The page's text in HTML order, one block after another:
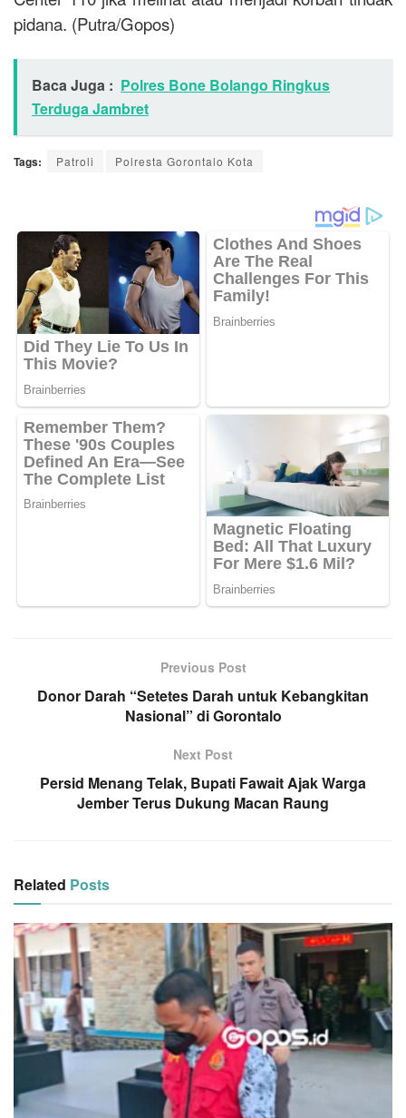
pidana. (Putra/Gopos)
Baca Juga : Polres Bone Bolango Ringkus
Terduga Jambret
Tags: Patroli Polresta Gorontalo Kota
Previous Post
Donor Darah “Setetes Darah untuk Kebangkitan
Nasional” di Gorontalo
Next Post
Persid Menang Telak, Bupati Fawait Ajak Warga
Jember Terus Dukung Macan Raung
Related Posts